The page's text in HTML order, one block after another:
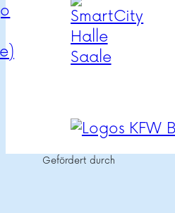
Gefördert durch